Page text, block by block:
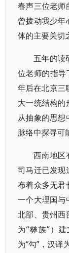
春声三位老师
曾拨动我少年
体的主要关切
五年的读
位老师的指
年后在北京三
大一统结构的
从抽象的思想
脉络中探寻可
西南地区
司马迁已发现
布着众多无君
一个大理国与
北部、贵州西
为“彝族”）
为“勾”，汉译